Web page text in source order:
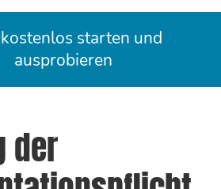
starten und
ausprobieren
der